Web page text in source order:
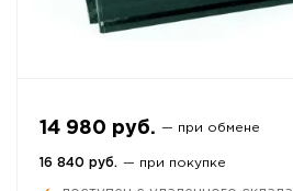
14 980 руб. — при обмене
16 840 руб. — при покупке